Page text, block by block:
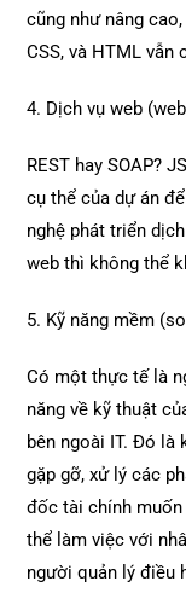
cũng như nâng
CSS, và HTML
4. Dịch vụ web
REST hay SOAP?
cụ thể của dự án
nghệ phát triển
web thì không thể
5. Kỹ năng mềm
Có một thực tế là
năng về kỹ thuật
bên ngoài IT. Đó là
gặp gỡ, xử lý các
đốc tài chính
thể làm việc với
người quản lý điều